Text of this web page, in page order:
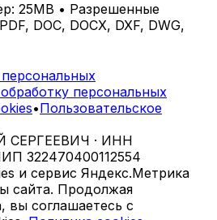
25MB • Разрешенные
DOC, DOCX, DXF, DWG,
персональных
•Пользовательское
· ИНН
322470400112554
и сервис Яндекс.Метрика
сайта. Продолжая
вы соглашаетесь с